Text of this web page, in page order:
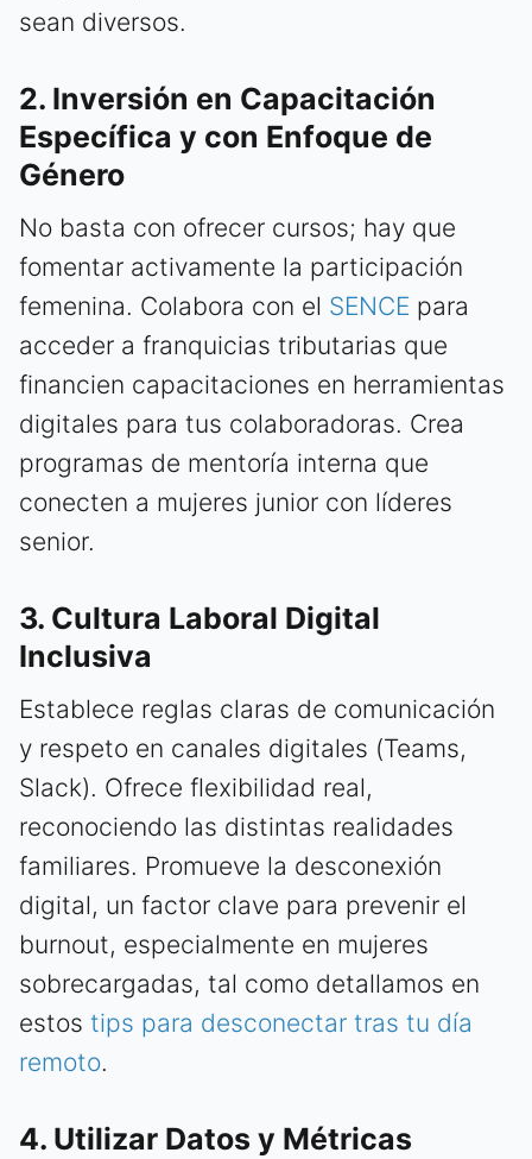
sean diversos.
2. Inversión en Capacitación
Específica y con Enfoque de
Género
No basta con ofrecer cursos; hay que
fomentar activamente la participación
femenina. Colabora con el SENCE para
acceder a franquicias tributarias que
financien capacitaciones en herramientas
digitales para tus colaboradoras. Crea
programas de mentoría interna que
conecten a mujeres junior con líderes
senior.
3. Cultura Laboral Digital
Inclusiva
Establece reglas claras de comunicación
y respeto en canales digitales (Teams,
Slack). Ofrece flexibilidad real,
reconociendo las distintas realidades
familiares. Promueve la desconexión
digital, un factor clave para prevenir el
burnout, especialmente en mujeres
sobrecargadas, tal como detallamos en
estos tips para desconectar tras tu día
remoto.
4. Utilizar Datos y Métricas